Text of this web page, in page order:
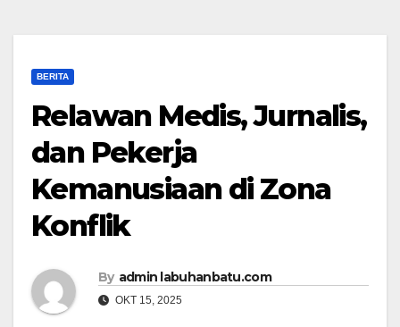
BERITA
Relawan Medis, Jurnalis,
dan Pekerja
Kemanusiaan di Zona
Konflik
By admin labuhanbatu.com
OKT 15, 2025